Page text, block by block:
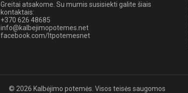
Greitai atsakome. Su mumis susisiekti galite šiais
kontaktais:
+370 626 48685
info@kalbejimopotemes.net
facebook.com/ltpotemesnet
© 2026 Kalbėjimo potemės. Visos teisės saugomos